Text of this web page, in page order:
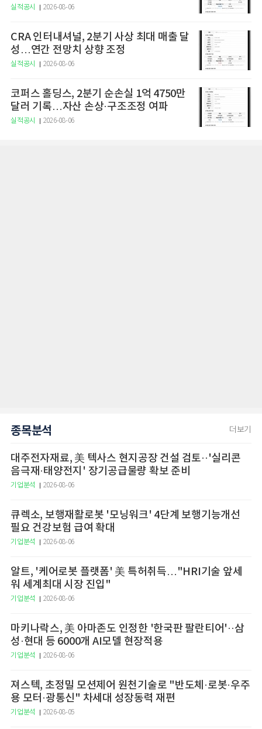
실적공시 2026-08-06
CRA 인터내셔널, 2분기 사상 최대 매출 달
성…연간 전망치 상향 조정
실적공시 2026-08-06
코퍼스 홀딩스, 2분기 순손실 1억 4750만
달러 기록…자산 손상·구조조정 여파
실적공시 2026-08-06
종목분석 더보기
대주전자재료, 美 텍사스 현지공장 건설 검토··'실리콘
음극재·태양전지' 장기공급물량 확보 준비
기업분석 2026-08-06
큐렉소, 보행재활로봇 '모닝워크' 4단계 보행기능개선
필요 건강보험 급여 확대
기업분석 2026-08-06
알트, '케어로봇 플랫폼' 美 특허취득…"HRI기술 앞세
워 세계최대 시장 진입"
기업분석 2026-08-06
마키나락스, 美 아마존도 인정한 '한국판 팔란티어'··삼
성·현대 등 6000개 AI모델 현장적용
기업분석 2026-08-06
져스텍, 초정밀 모션제어 원천기술로 "반도체·로봇·우주
용 모터·광통신" 차세대 성장동력 재편
기업분석 2026-08-05